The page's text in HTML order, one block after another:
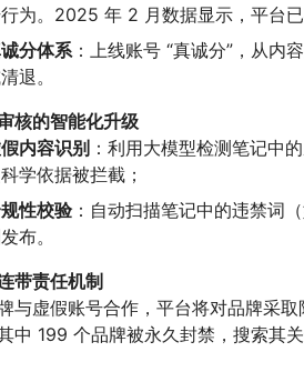
为。2025 年 2 月数据显示，平台
分体系 ：上线账号 “真诚分”，从
退。
核的智能化升级
内容识别 ：利用大模型检测笔记中
学依据被拦截；
性校验：自动扫描笔记中的违禁词
布。
带责任机制
与虚假账号合作，平台将对品牌采
中 199 个品牌被永久封禁，搜索其